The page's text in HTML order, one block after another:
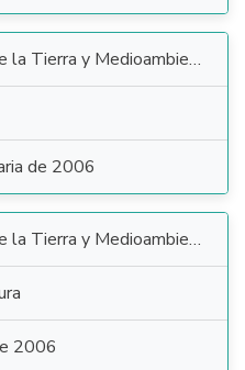
Tierra y Medioambientales
de 2006
Tierra y Medioambientales
2006